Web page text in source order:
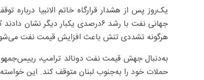
یک‌روز پس از هشدار قرارگاه خاتم الانبیا درباره
جهانی نفت با رشد ۶‌درصدی یکبار
هرگونه تشددی تنش باعث افزایش قیمت نفت
به‌دنبال جهش قیمت نفت دونالد ترامپ،
حملات خود را به‌جنوب لبنان متوقف کند. این